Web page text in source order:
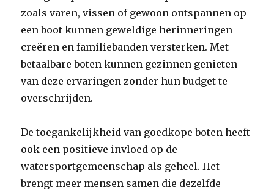
zoals varen, vissen of gewoon ontspannen op
een boot kunnen geweldige herinneringen
creëren en familiebanden versterken. Met
betaalbare boten kunnen gezinnen genieten
van deze ervaringen zonder hun budget te
overschrijden.
De toegankelijkheid van goedkope boten heeft
ook een positieve invloed op de
watersportgemeenschap als geheel. Het
brengt meer mensen samen die dezelfde